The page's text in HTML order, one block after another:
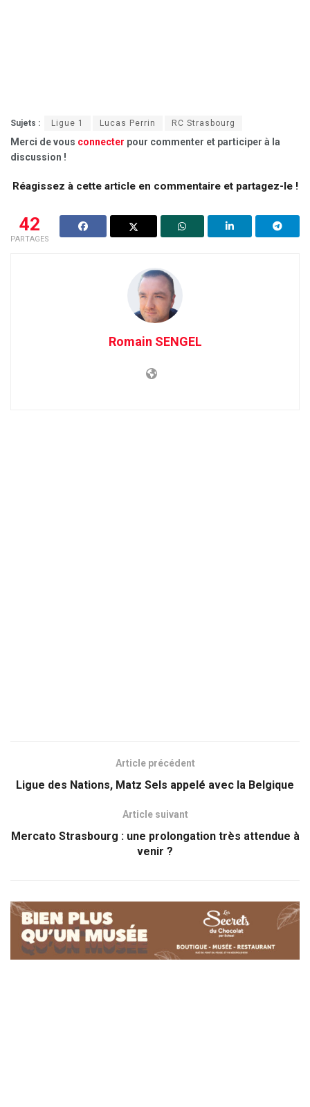
Sujets : Ligue 1 Lucas Perrin RC Strasbourg
Merci de vous connecter pour commenter et participer à la
discussion !
Réagissez à cette article en commentaire et partagez-le !
42
PARTAGES
Romain SENGEL
Article précédent
Ligue des Nations, Matz Sels appelé avec la Belgique
Article suivant
Mercato Strasbourg : une prolongation très attendue à
venir ?